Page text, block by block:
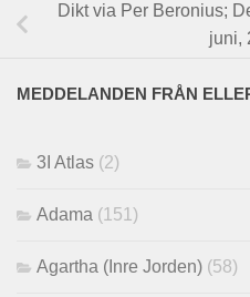
Dikt via Per Beronius;
juni,
MEDDELANDEN FRÅN
3I Atlas (2)
Adama (151)
Agartha (Inre Jorden) (58)